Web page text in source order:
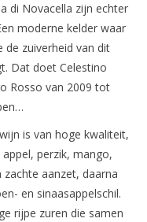
di Novacella zijn echter
moderne kelder waar
de zuiverheid van dit
Dat doet Celestino
Rosso van 2009 tot
is van hoge kwaliteit,
perzik, mango,
aanzet, daarna
en sinaasappelschil.
rijpe zuren die samen